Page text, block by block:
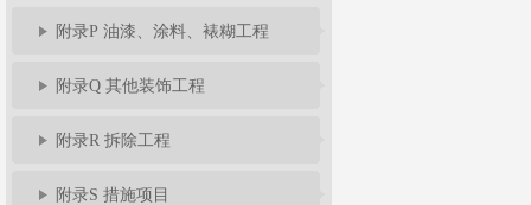
附录P 油漆、涂料、裱糊工程
附录Q 其他装饰工程
附录R 拆除工程
附录S 措施项目